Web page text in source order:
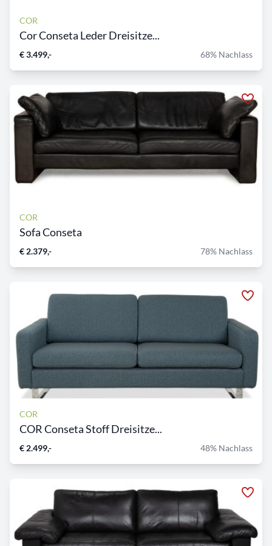
COR
Cor Conseta Leder Dreisitze...
€ 3.499,- 68% Nachlass
COR
Sofa Conseta
€ 2.379,- 78% Nachlass
COR
COR Conseta Stoff Dreisitze...
€ 2.499,- 48% Nachlass